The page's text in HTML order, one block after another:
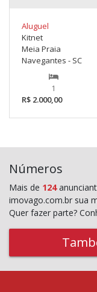
Aluguel
Kitnet
Meia Praia
Navegantes - SC
1
R$ 2.000,00
Números
Mais de 124
imovago.com.br sua
Quer fazer parte?